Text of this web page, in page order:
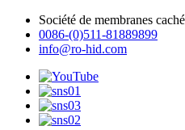
Société de membranes
0086-(0)511-81889899
info@ro-hid.com